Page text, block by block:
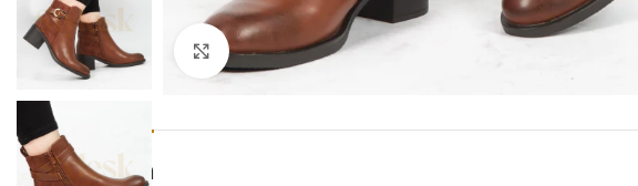
Click to enlarge
Description